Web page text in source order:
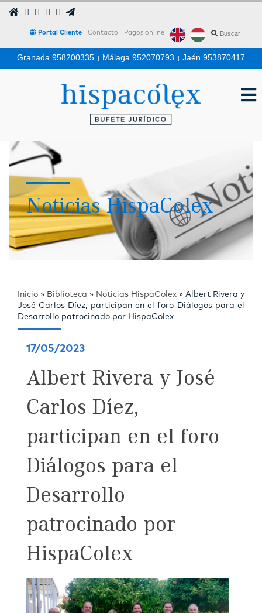
Portal Cliente Contacto Pagos online
Granada 958200335 | Málaga 952070793 | Jaén 953870417
Noticias HispaColex
Inicio » Biblioteca » Noticias HispaColex » Albert Rivera y
José Carlos Díez, participan en el foro Diálogos para el
Desarrollo patrocinado por HispaColex
17/05/2023
Albert Rivera y José
Carlos Díez,
participan en el foro
Diálogos para el
Desarrollo
patrocinado por
HispaColex